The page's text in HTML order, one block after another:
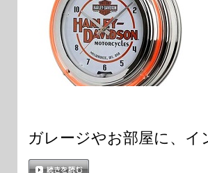
ガレージやお部屋に、